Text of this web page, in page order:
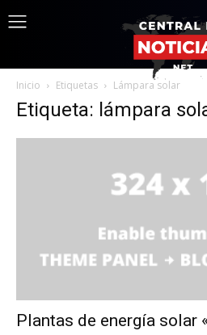
Inicio Etiquetas Lámpara solar
Etiqueta: lámpara
Plantas de energía solar